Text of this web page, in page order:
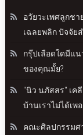
อวัยวะเพศลูกช
เฉลยพลิก ปัจจัย
กรุ๊ปเลือดใดมีแ
ของคุณมั้ย?
"นิว นภัสสร" เค
บ้านเราไม่ได้เพ
คณะศิลปกรรมศา